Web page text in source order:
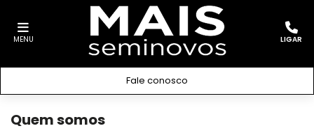
MENU LIGAR
Fale conosco
Quem somos